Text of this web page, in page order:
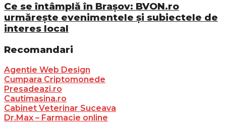
Ce se întâmplă în Brașov: BVON.ro
urmărește evenimentele și subiectele de
interes local
Recomandari
Agentie Web Design
Cumpara Criptomonede
Presadeazi.ro
Cautimasina.ro
Cabinet Veterinar Suceava
Dr.Max – Farmacie online